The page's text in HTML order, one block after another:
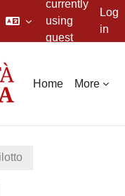
currently
using
guest
Log
in
Home More